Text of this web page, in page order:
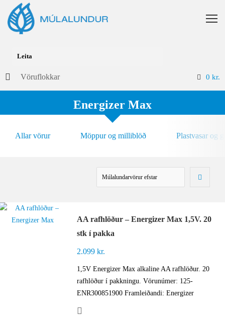
Vöruflokkar 0 kr.
Energizer Max
Allar vörur Möppur og milliblöð Plastvasar og
AA rafhlöður – Energizer Max 1,5V. 20
stk í pakka
2.099kr.
1,5V Energizer Max alkaline AA rafhlöður. 20
rafhlöður í pakkningu. Vörunúmer: 125-
ENR300851900 Framleiðandi: Energizer